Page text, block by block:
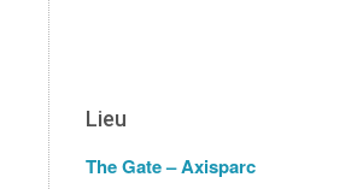
Lieu
The Gate – Axisparc